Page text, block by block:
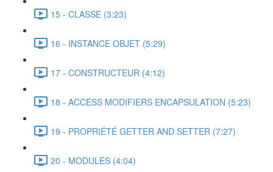
15 - CLASSE (3:23)
16 - INSTANCE OBJET (5:29)
17 - CONSTRUCTEUR (4:12)
18 - ACCESS MODIFIERS ENCAPSULATION (5:23)
19 - PROPRIÉTÉ GETTER AND SETTER (7:27)
20 - MODULES (4:04)